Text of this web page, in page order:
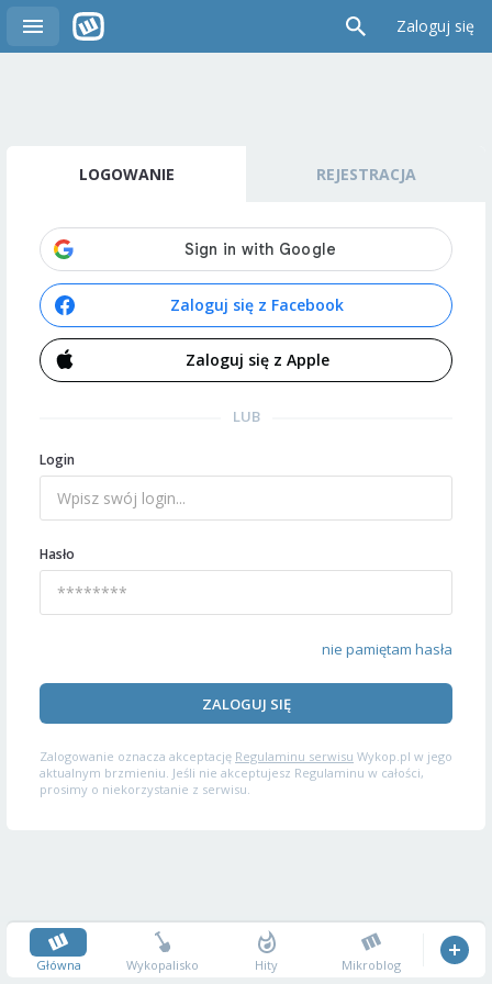
Zaloguj się
LOGOWANIE REJESTRACJA
Zaloguj się z Facebook
Zaloguj się z Apple
LUB
Login
Hasło
nie pamiętam hasła
ZALOGUJ SIĘ
Zalogowanie oznacza akceptację Regulaminu serwisu Wykop.pl w jego
aktualnym brzmieniu. Jeśli nie akceptujesz Regulaminu w całości,
prosimy o niekorzystanie z serwisu.
Główna Wykopalisko Hity Mikroblog